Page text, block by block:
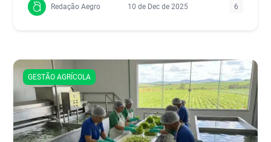
Redação Aegro 10 de Dec de 2025 6
GESTÃO AGRÍCOLA